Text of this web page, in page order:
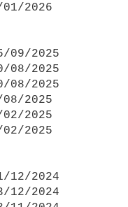
2026
09/2025
08/2025
08/2025
2025
2025
2025
12/2024
12/2024